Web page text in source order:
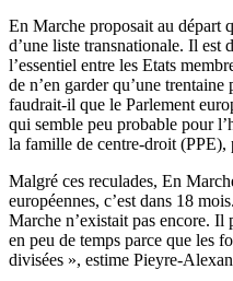
En Marche proposait au départ
d’une liste transnationale. Il est
l’essentiel entre les Etats
de n’en garder qu’une
faudrait-il que le Parlement
qui semble peu probable pour
la famille de centre-droit (PPE),
Malgré ces reculades, En
européennes, c’est dans 18
Marche n’existait pas encore. Il
en peu de temps parce que les
divisées », estime Pieyre-